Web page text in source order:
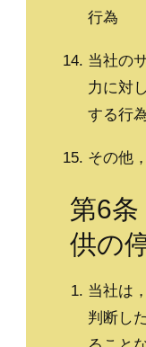
行為
当社の
力に対
する行
その他
第6
供の
当社は
判断し